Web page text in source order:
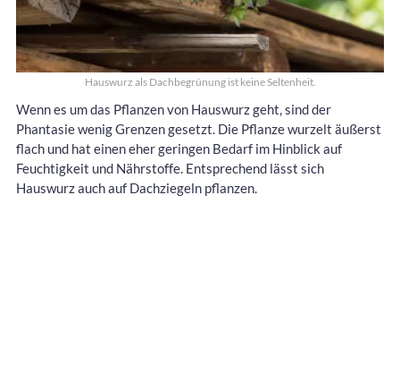
Hauswurz als Dachbegrünung ist keine Seltenheit.
Wenn es um das Pflanzen von Hauswurz geht, sind der
Phantasie wenig Grenzen gesetzt. Die Pflanze wurzelt äußerst
flach und hat einen eher geringen Bedarf im Hinblick auf
Feuchtigkeit und Nährstoffe. Entsprechend lässt sich
Hauswurz auch auf Dachziegeln pflanzen.